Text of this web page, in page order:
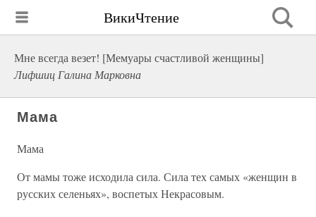
ВикиЧтение
Мне всегда везет! [Мемуары счастливой женщины]
Лифшиц Галина Марковна
Мама
Мама
От мамы тоже исходила сила. Сила тех самых «женщин в
русских селеньях», воспетых Некрасовым.